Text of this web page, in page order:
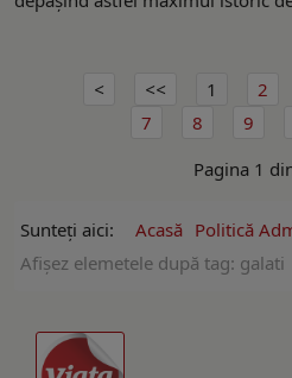
1 2
7
8 9
Pagina 1
Sunteți aici: Acasă Politică
Afişez elemetele după tag: galati